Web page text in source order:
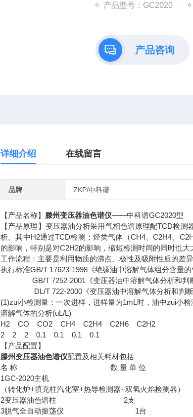
产品型号：GC2020
产品咨询
详细介绍 在线留言
品牌 ZKP/中科谱
【产品名称】 滕州变压器油色谱仪——中科谱GC2020型
【产品原理】变压器油分析采用气相色谱原理配TCD检
析。其中H2通过TCD检测；烃类气体（CH4、C2H4、
的影响，特别是对C2H2的影响，缩短检测时间的同时也大
工作流程：主要是利用物质的沸点、极性及吸附性质的差
执行标准GB/T 17623-1998《绝缘油中溶解气体组分含量的
GB/T 7252-2001《变压器油中溶解气体分析和判断
DL/T 722-2000《变压器油中溶解气体分析和判断
(1)zui小检测量：一次进样，进样量为1mL时，油中zui小检
溶解气体的分析(uL/L)
H2 CO CO2 CH4 C2H4 C2H6 C2H2
2 2 2 0.1 0.1 0.1 0.1
【产品配置】
滕州变压器油色谱仪配置及相关耗材包括
名 称 数 量 单 位
1GC-2020主机
（转化炉+填充柱汽化室+热导检测器+双氢火焰检测器）
2变压器油色谱柱 2支
3脱气全自动振荡仪 1台